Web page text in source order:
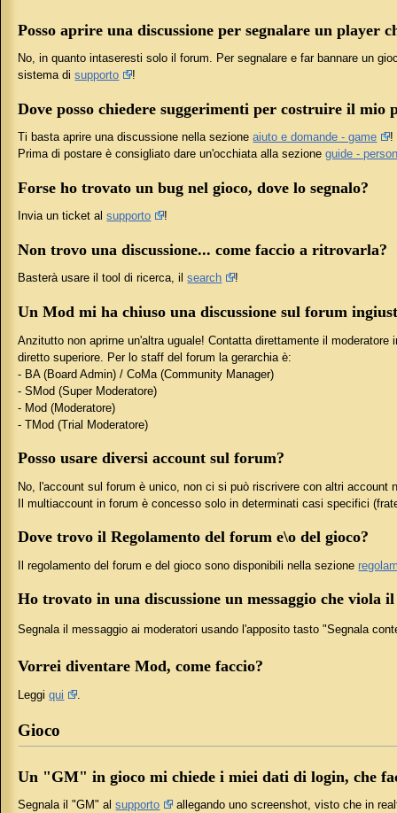
Posso aprire una discussione per segnalare un player
No, in quanto intaseresti solo il forum. Per segnalare e far bannare un
sistema disupporto !
Dove posso chiedere suggerimenti per costruire il mio
Ti basta aprire una discussione nella sezioneaiuto e domande - game
!
Prima di postare è consigliato dare un'occhiata alla sezioneguide -
Forse ho trovato un bug nel gioco, dove lo segnalo?
Invia un ticket alsupporto !
Non trovo una discussione... come faccio a ritrovarla?
Basterà usare il tool di ricerca, ilsearch !
Un Mod mi ha chiuso una discussione sul forum
Anzitutto non aprirne un'altra uguale! Contatta direttamente il
diretto superiore. Per lo staff del forum la gerarchia è:
- BA (Board Admin) / CoMa (Community Manager)
- SMod (Super Moderatore)
- Mod (Moderatore)
- TMod (Trial Moderatore)
Posso usare diversi account sul forum?
No, l'account sul forum è unico, non ci si può riscrivere con altri account
Il multiaccount in forum è concesso solo in determinati casi specifici
Dove trovo il Regolamento del forum e\o del gioco?
Il regolamento del forum e del gioco sono disponibili nella sezione
Ho trovato in una discussione un messaggio che viola
Segnala il messaggio ai moderatori usando l'apposito tasto "Segnala
Vorrei diventare Mod, come faccio?
Leggiqui
Gioco
Un "GM" in gioco mi chiede i miei dati di login, che
Segnala il "GM" alsupporto
allegando uno screenshot, visto che in